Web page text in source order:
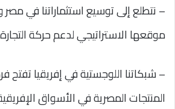
– نتطلع إلى توسيع استثماراتنا في
موقعها الاستراتيجي لدعم حركة التجارة
– شبكاتنا اللوجستية في إفريقيا تفتح
المنتجات المصرية في الأسواق